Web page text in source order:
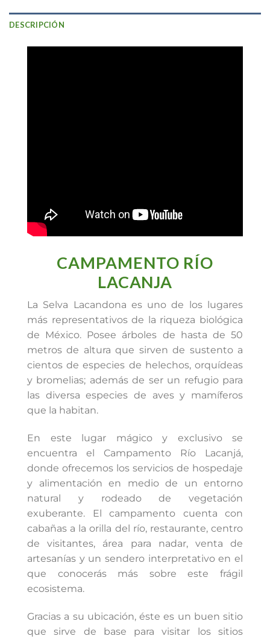
DESCRIPCIÓN
CAMPAMENTO RÍO
LACANJA
La Selva Lacandona es uno de los lugares
más representativos de la riqueza biológica
de México. Posee árboles de hasta de 50
metros de altura que sirven de sustento a
cientos de especies de helechos, orquídeas
y bromelias; además de ser un refugio para
las diversa especies de aves y mamíferos
que la habitan.
En este lugar mágico y exclusivo se
encuentra el Campamento Río Lacanjá,
donde ofrecemos los servicios de hospedaje
y alimentación en medio de un entorno
natural y rodeado de vegetación
exuberante. El campamento cuenta con
cabañas a la orilla del río, restaurante, centro
de visitantes, área para nadar, venta de
artesanías y un sendero interpretativo en el
que conocerás más sobre este frágil
ecosistema.
Gracias a su ubicación, éste es un buen sitio
que sirve de base para visitar los sitios